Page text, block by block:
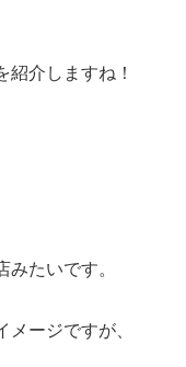
紹介しますね！
たいです。
ージですが、